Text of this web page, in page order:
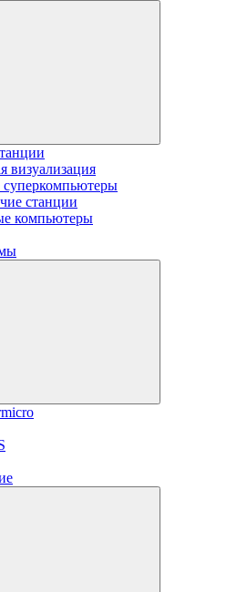
визуализация
станции
компьютеры